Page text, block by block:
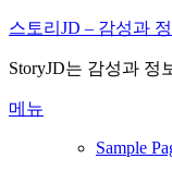
내
으
바
스토리JD – 감성과
StoryJD는 감성과 정
메뉴
Sample